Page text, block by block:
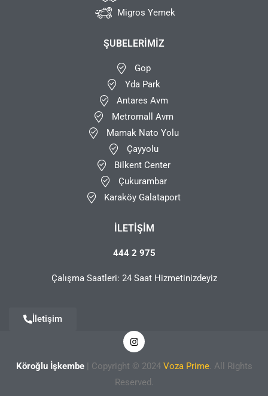
Migros Yemek
ŞUBELERIMIZ
Gop
Yda Park
Antares Avm
Metromall Avm
Mamak Nato Yolu
Çayyolu
Bilkent Center
Çukurambar
Karaköy Galataport
İLETIŞIM
444 2 975
Çalışma Saatleri: 24 Saat Hizmetinizdeyiz
İletişim
Köroğlu İşkembe| Copyright © 2024 Voza Prime. All Rights
Reserved.